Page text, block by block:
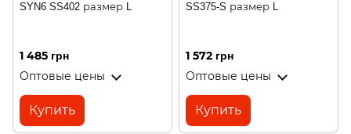
SYN6 SS402 размер L
1 485 грн
Оптовые цены
Купить
SS375-S размер L
1 572 грн
Оптовые цены
Купить